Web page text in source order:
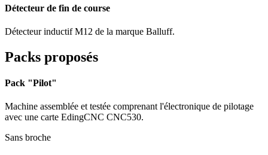
Détecteur de fin de course
Détecteur inductif M12 de la marque Balluff.
Packs proposés
Pack "Pilot"
Machine assemblée et testée comprenant l'électronique de pilotage
avec une carte EdingCNC CNC530.
Sans broche